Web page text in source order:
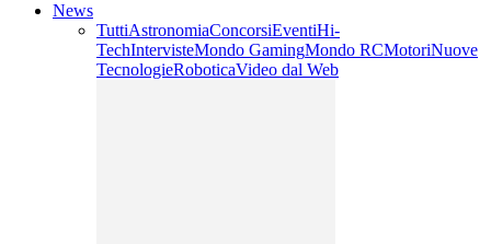
News
TuttiAstronomiaConcorsiEventiHi-
TechIntervisteMondo GamingMondo RCMotoriNuove
TecnologieRoboticaVideo dal Web